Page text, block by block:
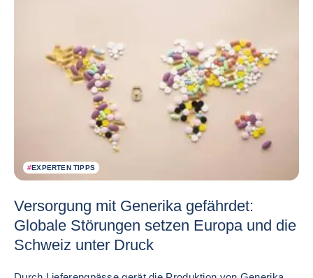
#EXPERTEN TIPPS
Versorgung mit Generika gefährdet:
Globale Störungen setzen Europa und die
Schweiz unter Druck